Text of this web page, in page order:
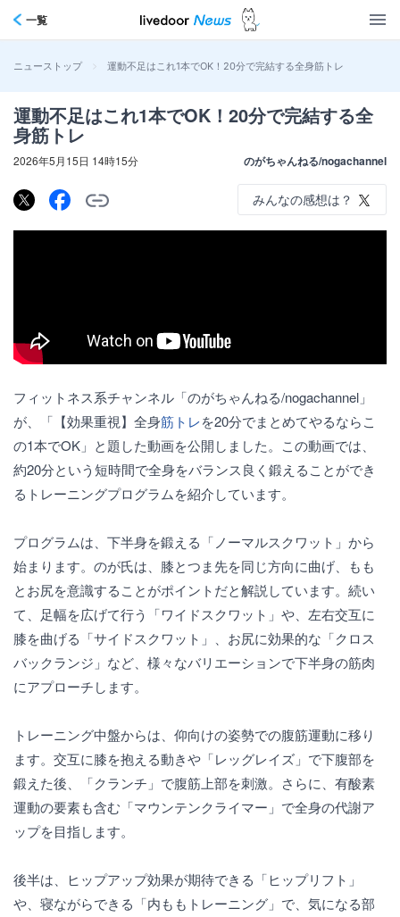
一覧
ニューストップ > 運動不足はこれ1本でOK！20分で完結する全身筋トレ
運動不足はこれ1本でOK！20分で完結する全
身筋トレ
2026年5月15日 14時15分 のがちゃんねる/nogachannel
みんなの感想は？
フィットネス系チャンネル「のがちゃんねる/nogachannel」
が、「【効果重視】全身筋トレを20分でまとめてやるならこ
の1本でOK」と題した動画を公開しました。この動画では、
約20分という短時間で全身をバランス良く鍛えることができ
るトレーニングプログラムを紹介しています。
プログラムは、下半身を鍛える「ノーマルスクワット」から
始まります。のが氏は、膝とつま先を同じ方向に曲げ、もも
とお尻を意識することがポイントだと解説しています。続い
て、足幅を広げて行う「ワイドスクワット」や、左右交互に
膝を曲げる「サイドスクワット」、お尻に効果的な「クロス
バックランジ」など、様々なバリエーションで下半身の筋肉
にアプローチします。
トレーニング中盤からは、仰向けの姿勢での腹筋運動に移り
ます。交互に膝を抱える動きや「レッグレイズ」で下腹部を
鍛えた後、「クランチ」で腹筋上部を刺激。さらに、有酸素
運動の要素も含む「マウンテンクライマー」で全身の代謝ア
ップを目指します。
後半は、ヒップアップ効果が期待できる「ヒップリフト」
や、寝ながらできる「内ももトレーニング」で、気になる部